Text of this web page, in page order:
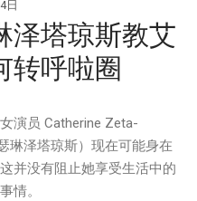
日
泽塔琼斯教艾
转呼啦圈
演员 Catherine Zeta-
琳泽塔琼斯）现在可能身在
并没有阻止她享受生活中的
情。